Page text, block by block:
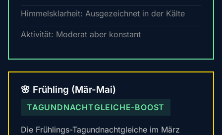
Himmelsklarheit: Ausgezeichnet in der Kälte
Aktivität: Moderat aber konstant
🌸 Frühling (Mär-Mai)
TAGUNDNACHTGLEICHE-BOOST
Die Frühlings-Tagundnachtgleiche im März